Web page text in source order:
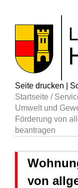
Seite drucken
Startseite /
Umwelt und
Förderung von
beantragen
von